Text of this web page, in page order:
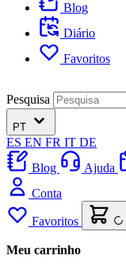
Blog
Diário
Favoritos
Pesquisa
PT
ES EN FR IT DE
Blog
Ajuda
Conta
Favoritos
Meu carrinho